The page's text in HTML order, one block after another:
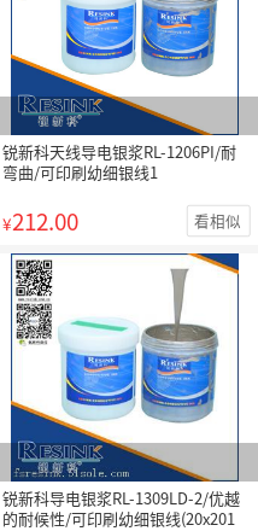
锐新科天线导电银浆RL-1206PI/耐
弯曲/可印刷幼细银线1
¥212.00 看相似
锐新科导电银浆RL-1309LD-2/优越
的耐候性/可印刷幼细银线(20x201